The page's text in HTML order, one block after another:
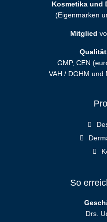
Kosmetika und
(Eigenmarken
Mitglied
GMP, CEN
VAH / DGHM und
So
Drs.